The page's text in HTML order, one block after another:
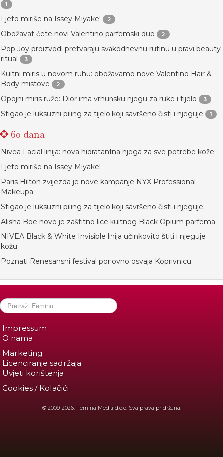
1
Ljeto miriše na Issey Miyake! 2
Obožavat ćete novi Valentino parfemski duo 2
Pop Joy proizvodi pretvaraju svakodnevnu rutinu u pravi beauty
ritual
3
Kultni miris u novom ruhu: obožavamo nove Valentino Hair &
Body mistove
2
Opojni miris ruže: Dior ima vrhunsku njegu za ruke i tijelo 3
Stigao je luksuzni piling za tijelo koji savršeno čisti i njeguje 1
60 dana
Nivea Facial linija: nova hidratantna njega za sve potrebe kože
Ljeto miriše na Issey Miyake!
Paris Hilton zvijezda je nove kampanje NYX Professional
Makeupa
Stigao je luksuzni piling za tijelo koji savršeno čisti i njeguje
Alisha Boe novo je zaštitno lice kultnog Black Opium parfema
NIVEA Black & White Invisible linija učinkovito štiti i njeguje
kožu
Poznati Renesansni festival ponovno osvaja Koprivnicu
Impressum
O nama
Marketing
Licenciranje sadržaja
Uvjeti korištenja
Cookies / Kolačići
© 2009-2026. Femina Media d.o.o. Sva prava pridržana.